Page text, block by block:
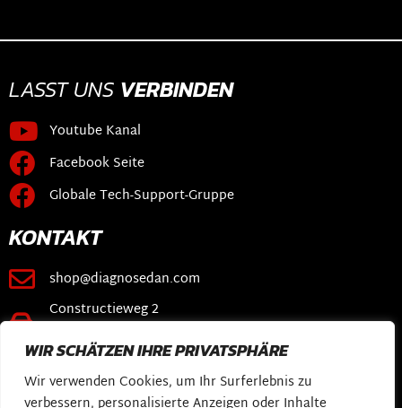
WIR SCHÄTZEN IHRE PRIVATSPHÄRE
Wir verwenden Cookies, um Ihr Surferlebnis zu
verbessern, personalisierte Anzeigen oder Inhalte
LASST UNS VERBINDEN
Youtube Kanal
Facebook Seite
Globale Tech-Support-Gruppe
KONTAKT
shop@diagnosedan.com
Constructieweg 2
VERKNÜPFUNGEN